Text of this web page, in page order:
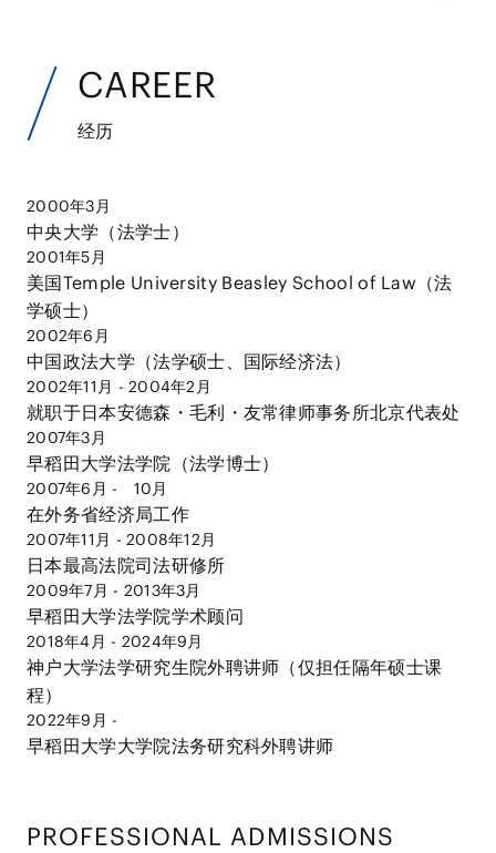
CAREER
经历
2000年3月
中央大学（法学士）
2001年5月
美国Temple University Beasley School of Law（法
学硕士）
2002年6月
中国政法大学（法学硕士、国际经济法）
2002年11月 - 2004年2月
就职于日本安德森・毛利・友常律师事务所北京代表处
2007年3月
早稻田大学法学院（法学博士）
2007年6月 - 10月
在外务省经济局工作
2007年11月 - 2008年12月
日本最高法院司法研修所
2009年7月 - 2013年3月
早稻田大学法学院学术顾问
2018年4月 - 2024年9月
神户大学法学研究生院外聘讲师（仅担任隔年硕士课
程）
2022年9月 -
早稻田大学大学院法务研究科外聘讲师
PROFESSIONAL ADMISSIONS